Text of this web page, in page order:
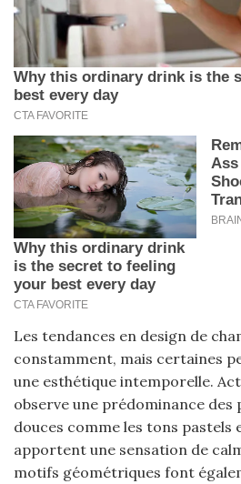
Les tendances en design de
constamment, mais certaines
une esthétique intemporelle.
observe une prédominance des
douces comme les tons pastels
apportent une sensation de
motifs géométriques font